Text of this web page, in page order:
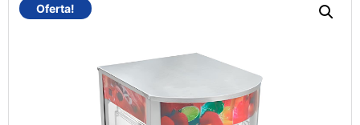
Oferta!